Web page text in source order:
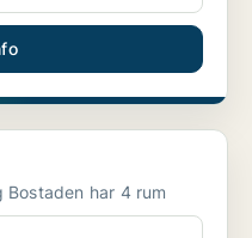
Lägenhet att hyra i Lidköping Bostaden har 4 rum